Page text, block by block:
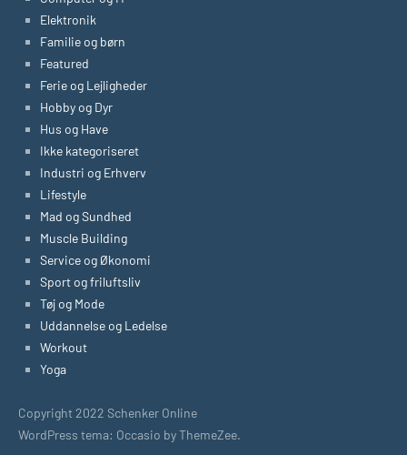
Elektronik
Familie og børn
Featured
Ferie og Lejligheder
Hobby og Dyr
Hus og Have
Ikke kategoriseret
Industri og Erhverv
Lifestyle
Mad og Sundhed
Muscle Building
Service og Økonomi
Sport og friluftsliv
Tøj og Mode
Uddannelse og Ledelse
Workout
Yoga
Copyright 2022 Schenker Online
WordPress tema: Occasio by ThemeZee.